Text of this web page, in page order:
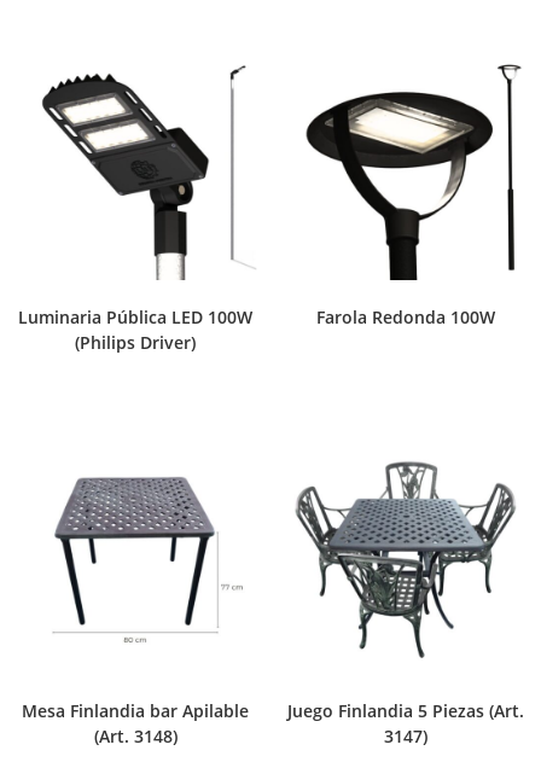
Luminaria Pública LED 100W
(Philips Driver)
Farola Redonda 100W
Mesa Finlandia bar Apilable
(Art. 3148)
Juego Finlandia 5 Piezas (Art.
3147)